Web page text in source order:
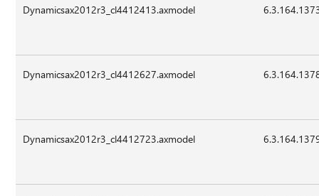
Dynamicsax2012r3_cl4412413.axmodel
Dynamicsax2012r3_cl4412627.axmodel
Dynamicsax2012r3_cl4412723.axmodel